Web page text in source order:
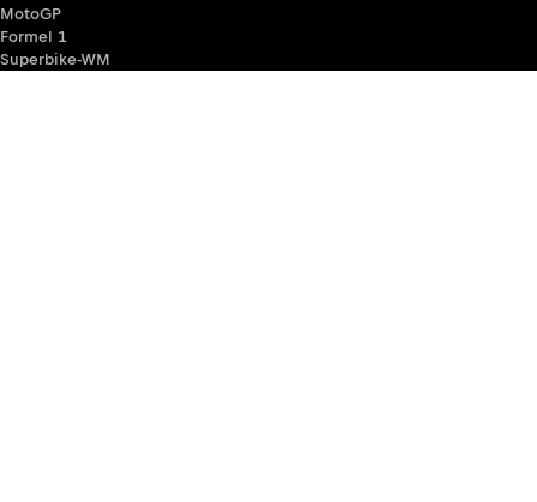
MotoGP
Formel 1
Superbike-WM